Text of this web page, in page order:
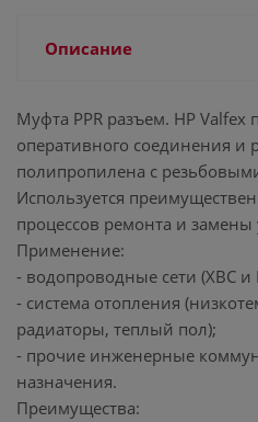
Описание
Муфта PPR разъем. НР Valfex
оперативного соединения и
полипропилена с
Используется
процессов ремонта и замены
Применение:
- водопроводные сети (ХВС и
- система отопления
радиаторы, теплый пол);
- прочие инженерные
назначения.
Преимущества: